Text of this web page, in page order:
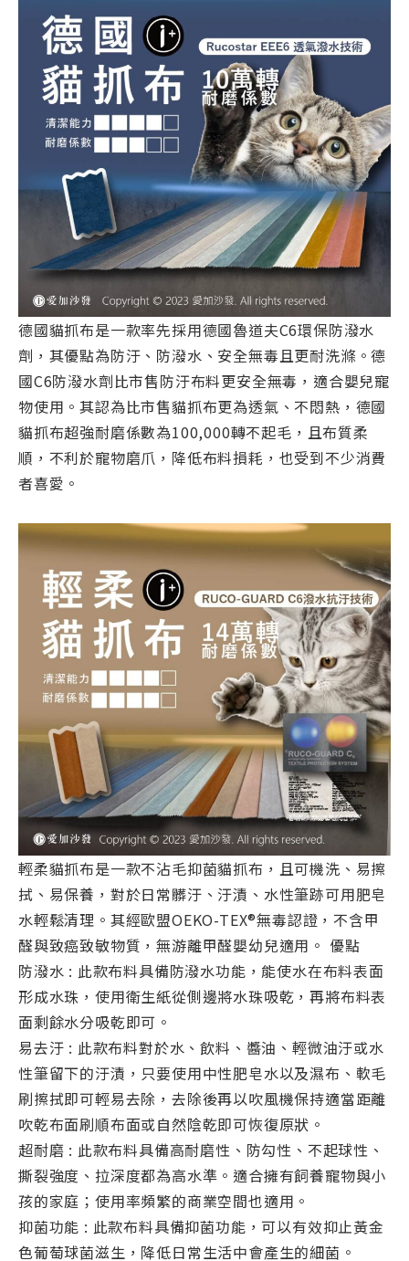
德國貓抓布是一款率先採用德國魯道夫C6環保防潑水
劑，其優點為防汙、防潑水、安全無毒且更耐洗滌。德
國C6防潑水劑比市售防汙布料更安全無毒，適合嬰兒寵
物使用。其認為比市售貓抓布更為透氣、不悶熱，德國
貓抓布超強耐磨係數為100,000轉不起毛，且布質柔
順，不利於寵物磨爪，降低布料損耗，也受到不少消費
者喜愛。
輕柔貓抓布是一款不沾毛抑菌貓抓布，且可機洗、易擦
拭、易保養，對於日常髒汙、汙漬、水性筆跡可用肥皂
水輕鬆清理。其經歐盟OEKO-TEX®無毒認證，不含甲
醛與致癌致敏物質，無游離甲醛嬰幼兒適用。 優點
防潑水 : 此款布料具備防潑水功能，能使水在布料表面
形成水珠，使用衛生紙從側邊將水珠吸乾，再將布料表
面剩餘水分吸乾即可。
易去汙 : 此款布料對於水、飲料、醬油、輕微油汙或水
性筆留下的汙漬，只要使用中性肥皂水以及濕布、軟毛
刷擦拭即可輕易去除，去除後再以吹風機保持適當距離
吹乾布面刷順布面或自然陰乾即可恢復原狀。
超耐磨 : 此款布料具備高耐磨性、防勾性、不起球性、
撕裂強度、拉深度都為高水準。適合擁有飼養寵物與小
孩的家庭；使用率頻繁的商業空間也適用。
抑菌功能 : 此款布料具備抑菌功能，可以有效抑止黃金
色葡萄球菌滋生，降低日常生活中會產生的細菌。